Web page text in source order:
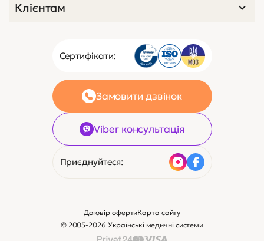
Сертифікати:
Замовити дзвінок
Viber консультація
Приєднуйтеся:
Клієнтам
© 2005-2026 Українські медичні системи
Договір офертиКарта сайту